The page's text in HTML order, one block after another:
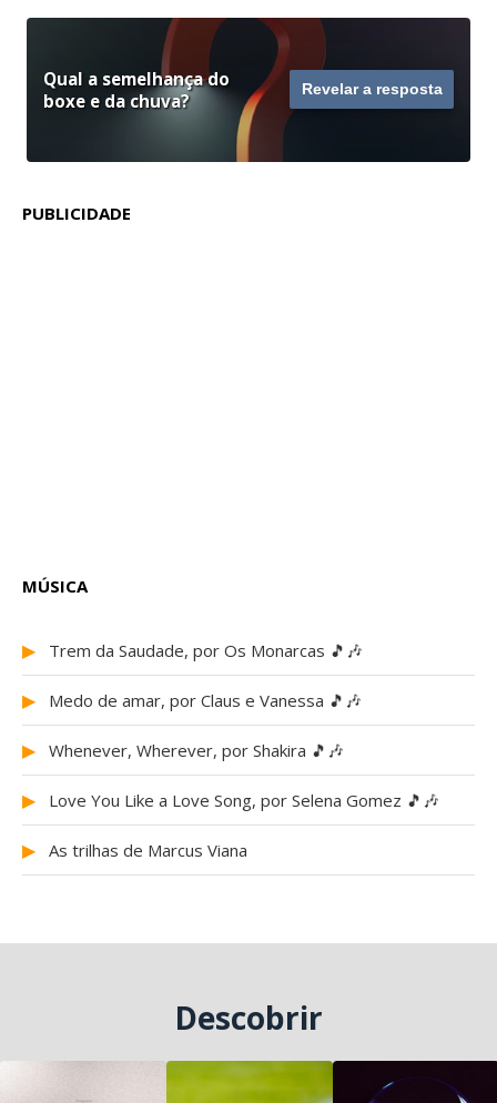
Qual a semelhança do
boxe e da chuva?
Revelar a resposta
PUBLICIDADE
MÚSICA
▶ Trem da Saudade, por Os Monarcas 🎵🎶
▶ Medo de amar, por Claus e Vanessa 🎵🎶
▶ Whenever, Wherever, por Shakira 🎵🎶
▶ Love You Like a Love Song, por Selena Gomez 🎵🎶
▶ As trilhas de Marcus Viana
Descobrir